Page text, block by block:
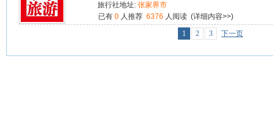
旅行社地址:张家界市
已有0 人推荐6376 人阅读 (详细内容>>)
1
2 3 下一页